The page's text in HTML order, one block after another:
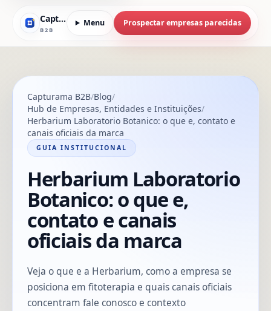
Capturama
B2B
Menu Prospectar empresas parecidas
Capturama B2B Blog
Hub de Empresas, Entidades e Instituições
Herbarium Laboratorio Botanico: o que e, contato e
canais oficiais da marca
GUIA INSTITUCIONAL
Herbarium Laboratorio
Botanico: o que e,
contato e canais
oficiais da marca
Veja o que e a Herbarium, como a empresa se
posiciona em fitoterapia e quais canais oficiais
concentram fale conosco e contexto